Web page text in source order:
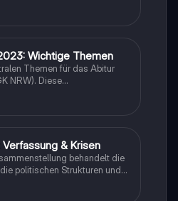
Wichtige Themen
Themen für das Abitur
NRW). Diese
die wichtigsten
über die Weimarer
Nationalsozialismus,
Potsdamer
& Krisen
behandelt die
politischen Strukturen und
Republik von 1919 bis 1933.
Rolle des